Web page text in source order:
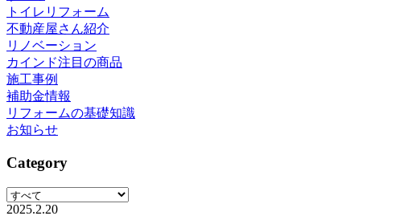
トイレリフォーム
不動産屋さん紹介
リノベーション
カインド注目の商品
施工事例
補助金情報
リフォームの基礎知識
お知らせ
Category
2025.2.20